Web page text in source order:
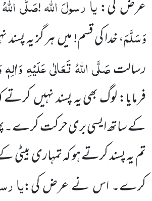
عرض کی:یا رسولَاللّٰہ!صَلَّی
وَسَلَّمَ،خدا کی قسم! میںہر گز یہ پسند
رسالتصَلَّی اللّٰہُ تَعَالٰی عَلَیْہِ
فرمایا: لوگ بھی یہ پسند نہیںکرتے
کے ساتھ ایسی بری حرکت کرے۔پھر
تم یہ پسند کرتے ہو کہ تمہاری بیٹی
کرے۔ اس نے عرض کی:یا